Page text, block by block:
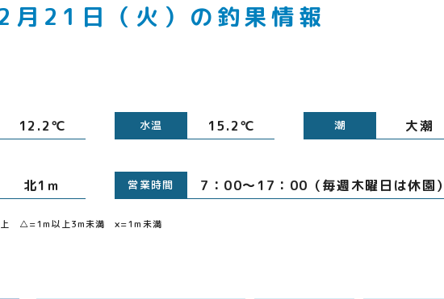
21日（火）の釣果情報
12.2℃ 水温 15.2℃ 潮 大潮
北1ｍ 営業時間 7：00～17：00（毎週木曜日は休園）
上 △=1m以上3m未満 ×=1m未満